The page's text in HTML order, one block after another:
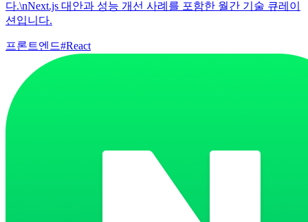
다.\nNext.js 대안과 성능 개선 사례를 포함한 월간 기술 큐레이
션입니다.
프론트엔드#React